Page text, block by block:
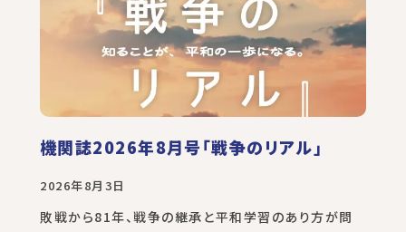
機関誌2026年8月号「戦争のリアル」
2026年8月3日
敗戦から81年、戦争の継承と平和学習のあり方が問